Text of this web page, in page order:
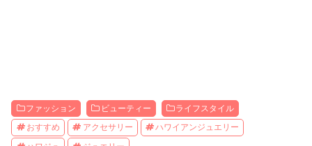
ファッション ビューティー
ライフスタイル
おすすめ
アクセサリー
ハワイアンジュエリー